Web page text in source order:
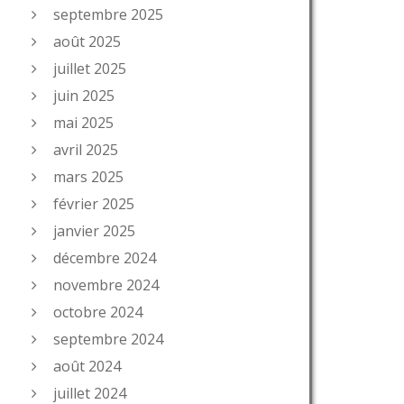
septembre 2025
août 2025
juillet 2025
juin 2025
mai 2025
avril 2025
mars 2025
février 2025
janvier 2025
décembre 2024
novembre 2024
octobre 2024
septembre 2024
août 2024
juillet 2024